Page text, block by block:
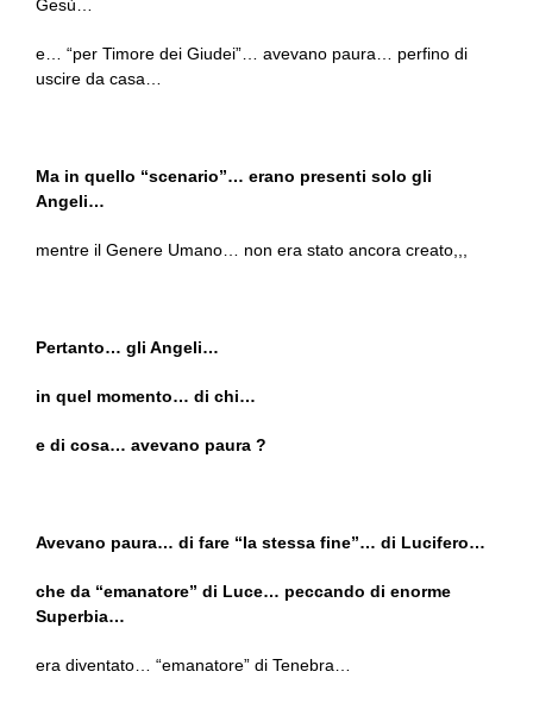
Gesù…
e… “per Timore dei Giudei”… avevano paura… perfino di
uscire da casa…
Ma in quello “scenario”… erano presenti solo gli
Angeli…
mentre il Genere Umano… non era stato ancora creato,,,
Pertanto… gli Angeli…
in quel momento… di chi…
e di cosa… avevano paura ?
Avevano paura… di fare “la stessa fine”… di Lucifero…
che da “emanatore” di Luce… peccando di enorme
Superbia…
era diventato… “emanatore” di Tenebra…